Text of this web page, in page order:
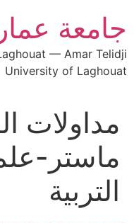
جامعة
— Amar Telidji
University of Laghouat
مداولات
ماستر-
التربية